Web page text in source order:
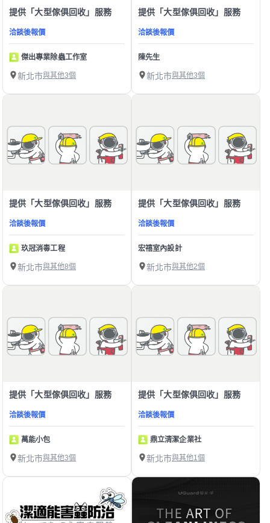
提供「大型傢俱回收」服務
洽談後報價
傑出專業除蟲工作室
新北市與其他3個
提供「大型傢俱回收」服務
洽談後報價
陳先生
新北市與其他3個
提供「大型傢俱回收」服務
洽談後報價
玖冠消毒工程
新北市與其他8個
提供「大型傢俱回收」服務
洽談後報價
宏禧室內設計
新北市與其他2個
提供「大型傢俱回收」服務
洽談後報價
萬能小包
新北市與其他3個
提供「大型傢俱回收」服務
洽談後報價
鼎立清潔企業社
新北市與其他1個